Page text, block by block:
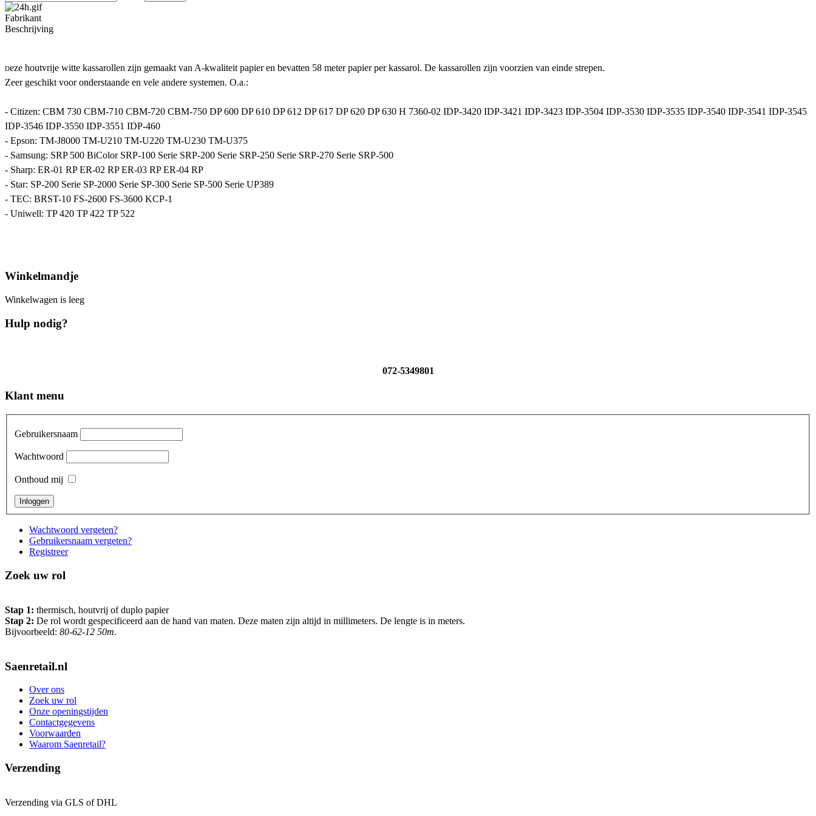
Fabrikant
Beschrijving
Deze houtvrije witte kassarollen zijn gemaakt van A-kwaliteit papier en bevatten 58 meter papier per kassarol. De kassarollen zijn voorzien van einde strepen.
Zeer geschikt voor onderstaande en vele andere systemen. O.a.:
- Citizen: CBM 730 CBM-710 CBM-720 CBM-750 DP 600 DP 610 DP 612 DP 617 DP 620 DP 630 H 7360-02 IDP-3420 IDP-3421 IDP-3423 IDP-3504 IDP-3530 IDP-3535 IDP-3540 IDP-3541 IDP-3545
IDP-3546 IDP-3550 IDP-3551 IDP-460
- Epson: TM-J8000 TM-U210 TM-U220 TM-U230 TM-U375
- Samsung: SRP 500 BiColor SRP-100 Serie SRP-200 Serie SRP-250 Serie SRP-270 Serie SRP-500
- Sharp: ER-01 RP ER-02 RP ER-03 RP ER-04 RP
- Star: SP-200 Serie SP-2000 Serie SP-300 Serie SP-500 Serie UP389
- TEC: BRST-10 FS-2600 FS-3600 KCP-1
- Uniwell: TP 420 TP 422 TP 522
Winkelmandje
Winkelwagen is leeg
Hulp nodig?
072-5349801
Klant menu
Gebruikersnaam
Wachtwoord
Onthoud mij
Wachtwoord vergeten?
Gebruikersnaam vergeten?
Registreer
Zoek uw rol
Stap 1: thermisch, houtvrij of duplo papier
Stap 2: De rol wordt gespecificeerd aan de hand van maten. Deze maten zijn altijd in millimeters. De lengte is in meters.
Bijvoorbeeld: 80-62-12 50m.
Saenretail.nl
Over ons
Zoek uw rol
Onze openingstijden
Contactgegevens
Voorwaarden
Waarom Saenretail?
Verzending
Verzending via GLS of DHL